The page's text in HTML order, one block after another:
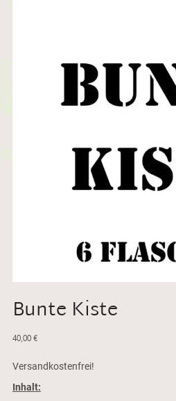
Bunte Kiste
40,00€
Versandkostenfrei!
Inhalt: